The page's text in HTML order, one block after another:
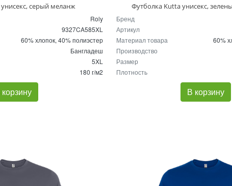
серый меланж
Roly
9327CA585XL
60% хлопок, 40% полиэстер
Бангладеш
5XL
180 г/м2
Футболка Kutta унисекс,
Бренд
Артикул
Материал товара
60%
Производство
Размер
Плотность
В корзину